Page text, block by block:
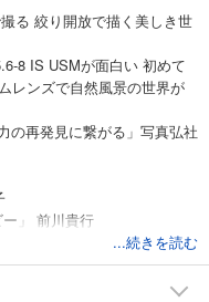
る 絞り開放で描く美しき世
8 IS USMが面白い 初めて
レンズで自然風景の世界が
の再発見に繋がる」写真弘社
」 前川貴行
賀恵美」 山岸 伸
が倍増する「祭り写真」の
...続きを読む